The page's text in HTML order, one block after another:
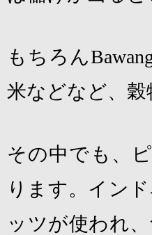
もちろん
米などなど、
その中でも、
ります。イン
ッツが使われ